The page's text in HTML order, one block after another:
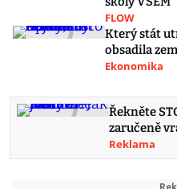
FLOW
Který stát
obsadila
Ekonomika
Řekněte
zaručeně
Reklama